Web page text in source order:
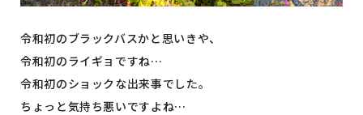
令和初のブラックバスかと思いきや、
令和初のライギョですね…
令和初のショックな出来事でした。
ちょっと気持ち悪いですよね…